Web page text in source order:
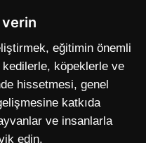
eğitimin önemli
kedilerle, köpeklerle ve
hissetmesi, genel
katkıda
ve insanlarla
edin.